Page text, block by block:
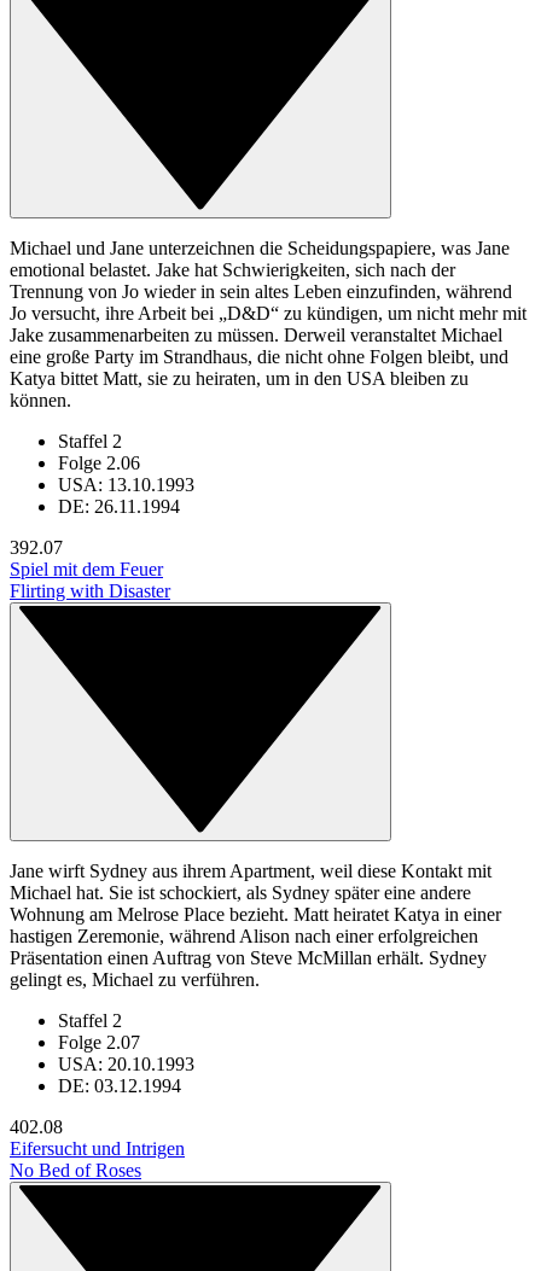
Michael und Jane unterzeichnen die Scheidungspapiere, was Jane
emotional belastet. Jake hat Schwierigkeiten, sich nach der
Trennung von Jo wieder in sein altes Leben einzufinden, während
Jo versucht, ihre Arbeit bei „D&D“ zu kündigen, um nicht mehr mit
Jake zusammenarbeiten zu müssen. Derweil veranstaltet Michael
eine große Party im Strandhaus, die nicht ohne Folgen bleibt, und
Katya bittet Matt, sie zu heiraten, um in den USA bleiben zu
können.
Staffel 2
Folge 2.06
USA: 13.10.1993
DE: 26.11.1994
392.07
Spiel mit dem Feuer
Flirting with Disaster
Jane wirft Sydney aus ihrem Apartment, weil diese Kontakt mit
Michael hat. Sie ist schockiert, als Sydney später eine andere
Wohnung am Melrose Place bezieht. Matt heiratet Katya in einer
hastigen Zeremonie, während Alison nach einer erfolgreichen
Präsentation einen Auftrag von Steve McMillan erhält. Sydney
gelingt es, Michael zu verführen.
Staffel 2
Folge 2.07
USA: 20.10.1993
DE: 03.12.1994
402.08
Eifersucht und Intrigen
No Bed of Roses